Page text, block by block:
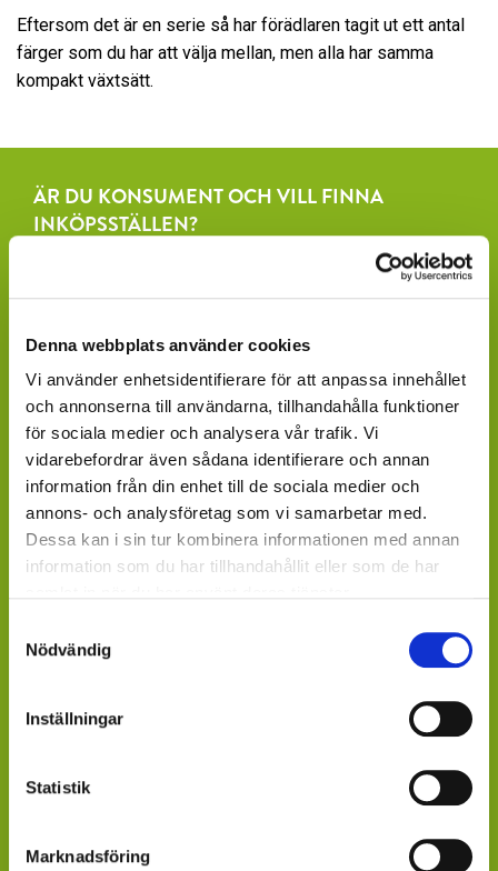
Denna webbplats använder cookies
Vi använder enhetsidentifierare för att anpassa innehållet
och annonserna till användarna, tillhandahålla funktioner
för sociala medier och analysera vår trafik. Vi
vidarebefordrar även sådana identifierare och annan
information från din enhet till de sociala medier och
annons- och analysföretag som vi samarbetar med.
Dessa kan i sin tur kombinera informationen med annan
information som du har tillhandahållit eller som de har
Nödvändig
Inställningar
Statistik
Marknadsföring
Eftersom det är en serie så har förädlaren tagit ut ett antal
färger som du har att välja mellan, men alla har samma
kompakt växtsätt.
ÄR DU KONSUMENT OCH VILL FINNA
INKÖPSSTÄLLEN?
Fråga efter produkterna lokalt, där du köper dina växter.
Våra produkter finns under säsong tillgängliga att
av växter och blommor.
GARDENCENTER: Blomsterlandet, Granngården,
Hornbach, Plantagen, Bauhaus, Bogrönt och många
fristående GardenCenter och Handelsträdgårdar.
LIVSMEDELSBUTIKER: Dagligvaruhandelskedjorna
tillhandahåller ett begränsat utbud.
BLOMSTERBUTIKER: Blomster- och Livsstilsbutiker
ÄR DU ÅTERFÖRSÄLJARE?
Kontakta din kundansvarige säljare på Mäster Grön.
info@mastergron.se
tillhandahåller våra växter under säsong